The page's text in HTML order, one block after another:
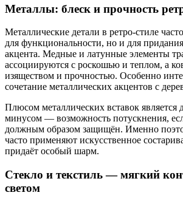
Металлы: блеск и прочность
Металлические детали в ретро-стиле
для функциональности, но и для
акцента. Медные и латунные элементы
ассоциируются с роскошью и теплом, а
изяществом и прочностью. Особенно
сочетание металлических акцентов с
Плюсом металлических вставок является
минусом — возможность потускнения,
должным образом защищён. Именно
часто применяют искусственное
придаёт особый шарм.
Стекло и текстиль — мягкий
светом